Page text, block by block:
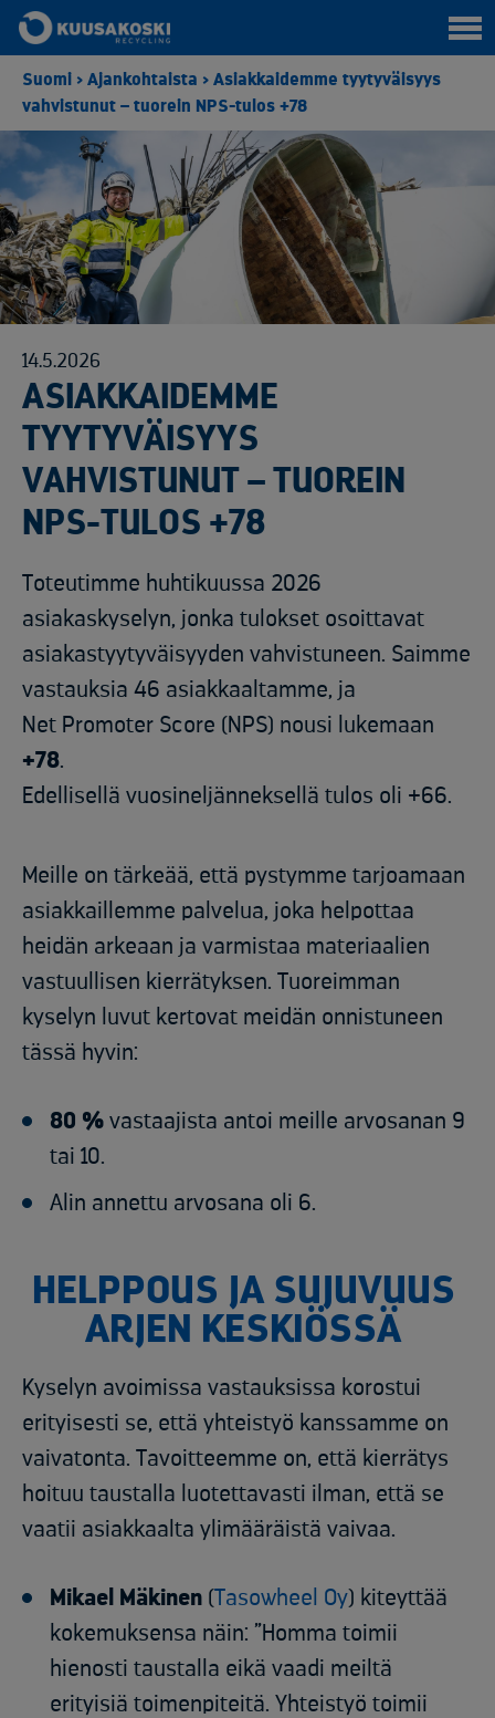
Suomi > Ajankohtaista > Asiakkaidemme tyytyväisyys
vahvistunut – tuorein NPS-tulos +78
14.5.2026
ASIAKKAIDEMME
TYYTYVÄISYYS
VAHVISTUNUT – TUOREIN
NPS-TULOS +78
Toteutimme huhtikuussa 2026
asiakaskyselyn, jonka tulokset osoittavat
asiakastyytyväisyyden vahvistuneen. Saimme
vastauksia 46 asiakkaaltamme, ja
Net Promoter Score (NPS) nousi lukemaan
+78.
Edellisellä vuosineljänneksellä tulos oli +66.
Meille on tärkeää, että pystymme tarjoamaan
asiakkaillemme palvelua, joka helpottaa
heidän arkeaan ja varmistaa materiaalien
vastuullisen kierrätyksen. Tuoreimman
kyselyn luvut kertovat meidän onnistuneen
tässä hyvin:
80 % vastaajista antoi meille arvosanan 9
tai 10.
Alin annettu arvosana oli 6.
HELPPOUS JA SUJUVUUS
ARJEN KESKIÖSSÄ
Kyselyn avoimissa vastauksissa korostui
erityisesti se, että yhteistyö kanssamme on
vaivatonta. Tavoitteemme on, että kierrätys
hoituu taustalla luotettavasti ilman, että se
vaatii asiakkaalta ylimääräistä vaivaa.
Mikael Mäkinen (Tasowheel Oy) kiteyttää
kokemuksensa näin: ”Homma toimii
hienosti taustalla eikä vaadi meiltä
erityisiä toimenpiteitä. Yhteistyö toimii